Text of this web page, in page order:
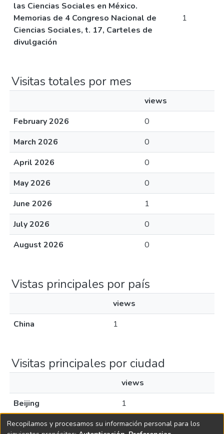
las Ciencias Sociales en México.
Memorias de 4 Congreso Nacional de
Ciencias Sociales, t. 17, Carteles de
divulgación
1
Visitas totales por mes
views
February 2026
0
March 2026
0
April 2026
0
May 2026
0
June 2026
1
July 2026
0
August 2026
0
Vistas principales por país
views
China
1
Visitas principales por ciudad
views
Beijing
1
Recopilamos y procesamos su información personal para los